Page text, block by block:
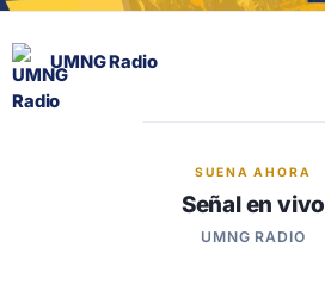
UMNG Radio
SUENA AHORA
Señal en vivo
UMNG RADIO